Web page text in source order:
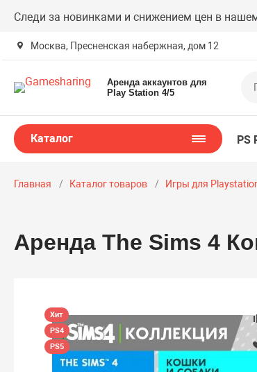
Следи за новинками и снижением цен в
Москва, Пресненская набержная, дом 12
Аренда аккаунтов для
Play Station 4/5
Каталог PS
Главная Каталог товаров Игры для
Аренда The Sims 4
Хит
PS4
PS5